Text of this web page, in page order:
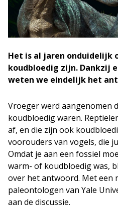
Het is al jaren onduidelijk
koudbloedig zijn. Dankzij
weten we eindelijk het
Vroeger werd aangenomen
koudbloedig waren.
af, en die zijn ook
voorouders van vogels, die
Omdat je aan een fossiel
warm- of koudbloedig was,
over het antwoord. Met een
paleontologen van Yale
aan de discussie.